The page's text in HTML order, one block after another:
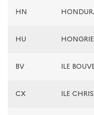
HN
HU
BV ILE
CX ILE